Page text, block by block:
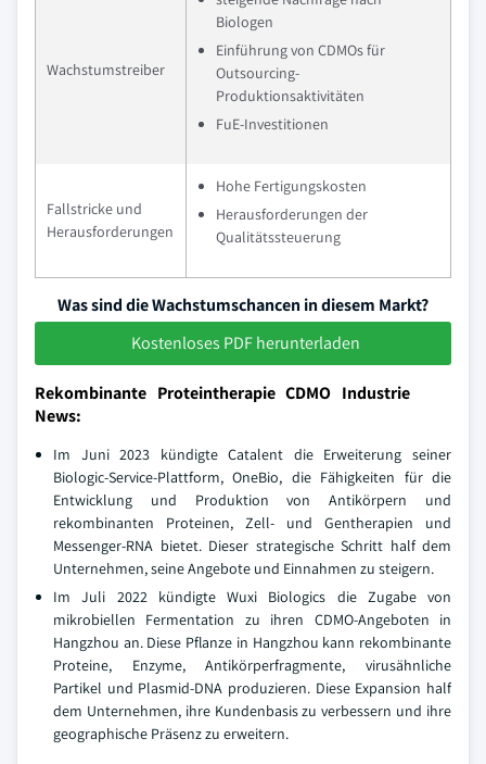
Wachstumstreiber
Biologen
Einführung von CDMOs für
Outsourcing-
Produktionsaktivitäten
FuE-Investitionen
Fallstricke und
Herausforderungen
Hohe Fertigungskosten
Herausforderungen der
Qualitätssteuerung
Was sind die Wachstumschancen in diesem Markt?
Kostenloses PDF herunterladen
Rekombinante Proteintherapie CDMO Industrie
News:
Im Juni 2023 kündigte Catalent die Erweiterung seiner
Biologic-Service-Plattform, OneBio, die Fähigkeiten für die
Entwicklung und Produktion von Antikörpern und
rekombinanten Proteinen, Zell- und Gentherapien und
Messenger-RNA bietet. Dieser strategische Schritt half dem
Unternehmen, seine Angebote und Einnahmen zu steigern.
Im Juli 2022 kündigte Wuxi Biologics die Zugabe von
mikrobiellen Fermentation zu ihren CDMO-Angeboten in
Hangzhou an. Diese Pflanze in Hangzhou kann rekombinante
Proteine, Enzyme, Antikörperfragmente, virusähnliche
Partikel und Plasmid-DNA produzieren. Diese Expansion half
dem Unternehmen, ihre Kundenbasis zu verbessern und ihre
geographische Präsenz zu erweitern.